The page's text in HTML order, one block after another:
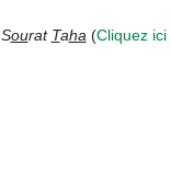
Sourat Taha (Cliquez